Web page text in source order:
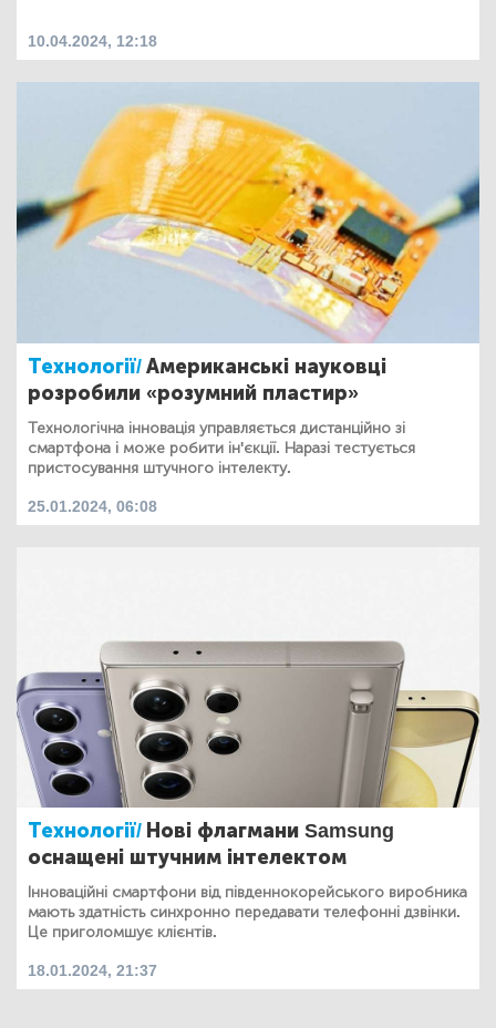
10.04.2024, 12:18
Технології/Американські науковці
розробили «розумний пластир»
Технологічна інновація управляється дистанційно зі
смартфона і може робити ін'єкції. Наразі тестується
пристосування штучного інтелекту.
25.01.2024, 06:08
Технології/ Нові флагмани Samsung
оснащені штучним інтелектом
Інноваційні смартфони від південнокорейського виробника
мають здатність синхронно передавати телефонні дзвінки.
Це приголомшує клієнтів.
18.01.2024, 21:37